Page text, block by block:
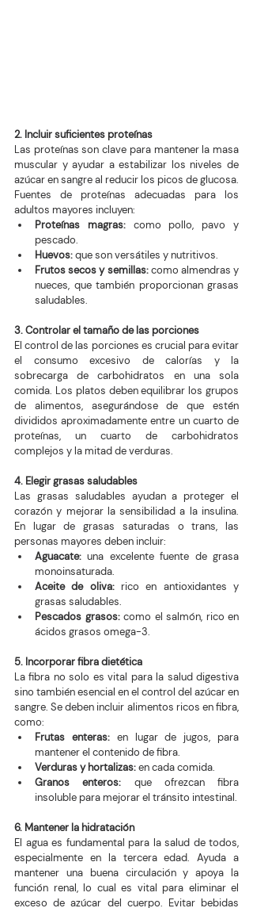
2. Incluir suficientes proteínas
Las proteínas son clave para mantener la masa
muscular y ayudar a estabilizar los niveles de
azúcar en sangre al reducir los picos de glucosa.
Fuentes de proteínas adecuadas para los
adultos mayores incluyen:
Proteínas magras: como pollo, pavo y
pescado.
Huevos: que son versátiles y nutritivos.
Frutos secos y semillas: como almendras y
nueces, que también proporcionan grasas
saludables.
3. Controlar el tamaño de las porciones
El control de las porciones es crucial para evitar
el consumo excesivo de calorías y la
sobrecarga de carbohidratos en una sola
comida. Los platos deben equilibrar los grupos
de alimentos, asegurándose de que estén
divididos aproximadamente entre un cuarto de
proteínas, un cuarto de carbohidratos
complejos y la mitad de verduras.
4. Elegir grasas saludables
Las grasas saludables ayudan a proteger el
corazón y mejorar la sensibilidad a la insulina.
En lugar de grasas saturadas o trans, las
personas mayores deben incluir:
Aguacate: una excelente fuente de grasa
monoinsaturada.
Aceite de oliva: rico en antioxidantes y
grasas saludables.
Pescados grasos: como el salmón, rico en
ácidos grasos omega-3.
5. Incorporar fibra dietética
La fibra no solo es vital para la salud digestiva
sino también esencial en el control del azúcar en
sangre. Se deben incluir alimentos ricos en fibra,
como:
Frutas enteras: en lugar de jugos, para
mantener el contenido de fibra.
Verduras y hortalizas: en cada comida.
Granos enteros: que ofrezcan fibra
insoluble para mejorar el tránsito intestinal.
6. Mantener la hidratación
El agua es fundamental para la salud de todos,
especialmente en la tercera edad. Ayuda a
mantener una buena circulación y apoya la
función renal, lo cual es vital para eliminar el
exceso de azúcar del cuerpo. Evitar bebidas